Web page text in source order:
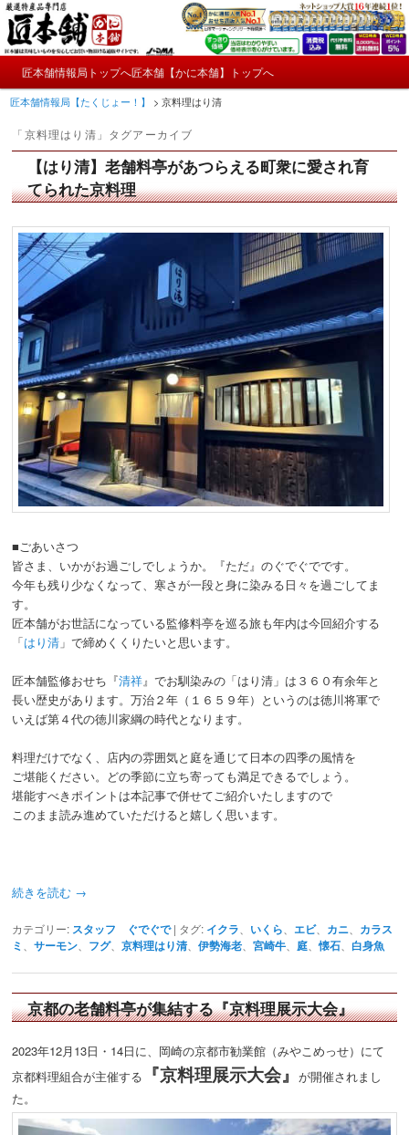
メ
イ
ン
ン
テ
サ
ブ
コ
テ
ン
匠本舗情報局【たくじょー！】
かにやおせちについてのおもしろ情報や興味深い記事をお届けします。
ン
メ
イ
ン
コ
テ
ン
ツ
へ
移
動
サ
ブ
コ
ン
ン
ツ
へ
移
動
匠本舗情報局トップへ匠本舗【かに本舗】トップへ
匠本舗情報局【たくじょー！】 >京料理はり清
「京料理はり清 」タグアーカイブ
【はり清】老舗料亭があつらえる町衆に愛され育
てられた京料理
■ごあいさつ
皆さま、いかがお過ごしでしょうか。『ただ』のぐでぐでです。
今年も残り少なくなって、寒さが一段と身に染みる日々を過ごしてま
す。
匠本舗がお世話になっている監修料亭を巡る旅も年内は今回紹介する
「はり清 」で締めくくりたいと思います。
匠本舗監修おせち『清祥』でお馴染みの「はり清」は３６０有余年と
長い歴史があります。万治２年（１６５９年）というのは徳川将軍で
いえば第４代の徳川家綱の時代となります。
料理だけでなく、店内の雰囲気と庭を通じて日本の四季の風情を
ご堪能ください。どの季節に立ち寄っても満足できるでしょう。
堪能すべきポイントは本記事で併せてご紹介いたしますので
このまま読み進めていただけると嬉しく思います。
続きを読む →
カテゴリー: スタッフ ぐでぐで | タグ: イクラ いくら エビ、 カニ
カラス
ミ
、サーモン フグ、京料理はり清 、伊勢海老 、宮崎牛 庭 、懐石 白身魚
京都の老舗料亭が集結する『京料理展示大会』
2023年12月13日・14日に、岡崎の京都市勧業館（みやこめっせ）にて
京都料理組合が主催する
『京料理展示大会』が開催されまし
た。